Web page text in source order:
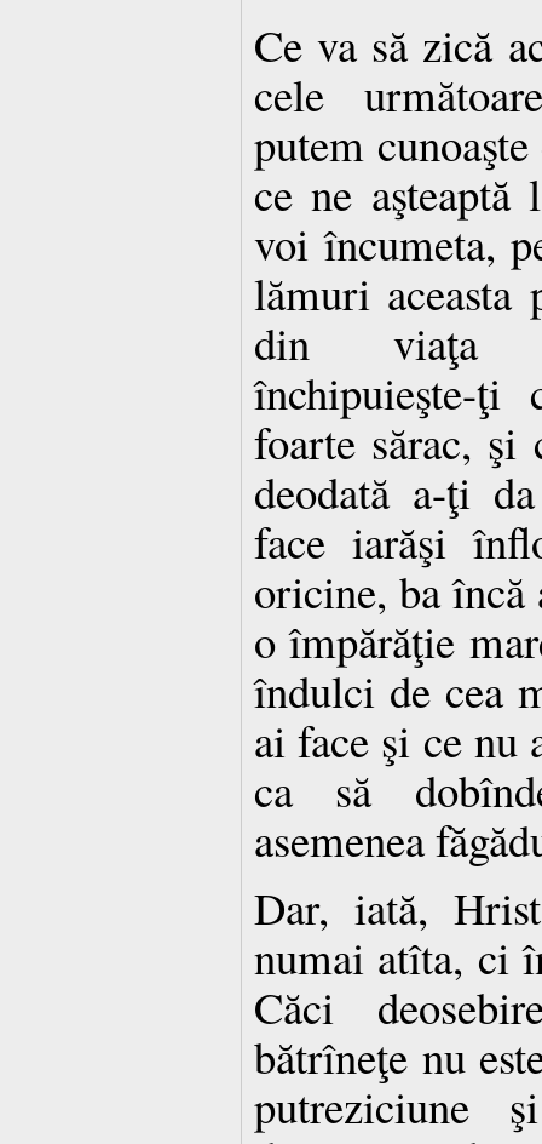
Ce va să zică
cele
putem
ce ne
voi încumeta,
lămuri aceasta
din viaţa
închipuieşte-
foarte sărac, şi
deodată a-ţi
face iarăşi
oricine, ba încă
o împărăţie
îndulci de cea
ai face şi ce nu
ca să
asemenea
Dar, iată,
numai atîta, ci
Căci
bătrîneţe nu
putreziciune